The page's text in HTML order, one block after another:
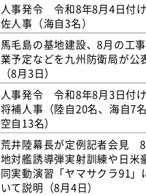
人事発令 令和8年8月4日付
佐人事（海自3名）
馬毛島の基地建設、8月の工
業予定などを九州防衛局が公
（8月3日）
人事発令 令和8年8月3日付け
将補人事（陸自20名、海自7名
空自13名）
荒井陸幕長が定例記者会見
地対艦誘導弾実射訓練や日米
同実動演習「ヤマサクラ91」
いて説明（8月4日）